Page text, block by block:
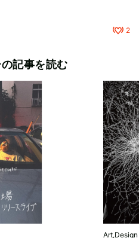
2
記事を読む
Art,Design